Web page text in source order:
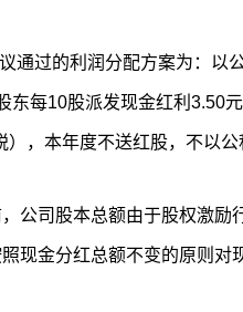
通过的利润分配方案为：以
东每10股派发现金红利3.50
，本年度不送红股，不以公
公司股本总额由于股权激励
现金分红总额不变的原则对